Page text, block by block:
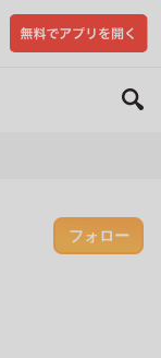
フォロー